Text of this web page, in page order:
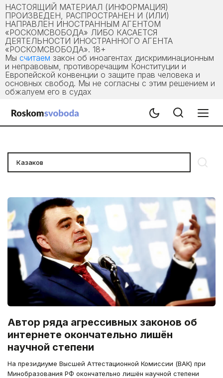
НАСТОЯЩИЙ МАТЕРИАЛ (ИНФОРМАЦИЯ)
ПРОИЗВЕДЕН, РАСПРОСТРАНЕН И (ИЛИ)
НАПРАВЛЕН ИНОСТРАННЫМ АГЕНТОМ
«РОСКОМСВОБОДА» ЛИБО КАСАЕТСЯ
ДЕЯТЕЛЬНОСТИ ИНОСТРАННОГО АГЕНТА
«РОСКОМСВОБОДА». 18+
Мы считаем закон об иноагентах дискриминационным
и неправовым, противоречащим Конституции и
Европейской конвенции о защите прав человека и
основных свобод. Мы не согласны с этим решением и
обжалуем его в судах
Автор ряда агрессивных законов об
интернете окончательно лишён
научной степени
На президиуме Высшей Аттестационной Комиссии (ВАК) при
Минобразования РФ окончательно лишён научной степени